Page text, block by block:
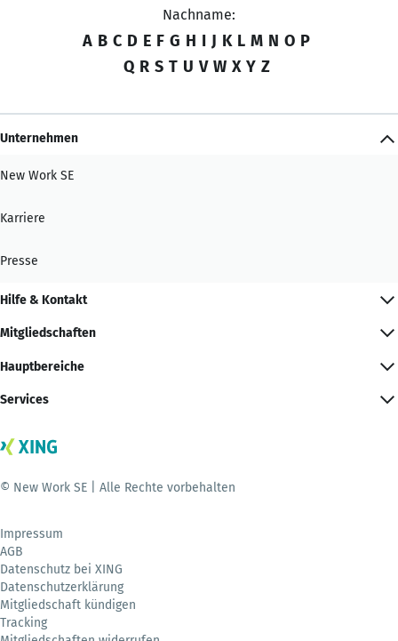
Nachname:
A B C D E F G H I J K L M N O P
Q R S T U V W X Y Z
Unternehmen
New Work SE
Karriere
Presse
Hilfe & Kontakt
Mitgliedschaften
Hauptbereiche
Services
© New Work SE | Alle Rechte vorbehalten
Impressum
AGB
Datenschutz bei XING
Datenschutzerklärung
Mitgliedschaft kündigen
Tracking